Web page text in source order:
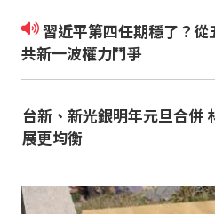
習近平第四任期穩了？從五中全會解析中
共新一波權力鬥爭
台新、新光銀明年元旦合併
展更均衡